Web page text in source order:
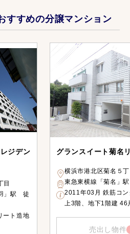
すすめの分譲マンション
ジデン
目
」駅 徒
ート造地
グランスイート菊名
横浜市港北区菊名５
東急東横線「菊名」
2011年03月 鉄筋コ
上3階、地下1階建 46
売出し物件